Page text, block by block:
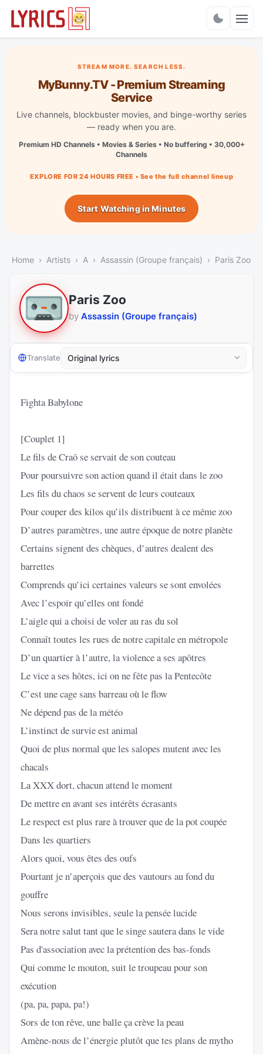
STREAM MORE. SEARCH LESS.
MyBunny.TV - Premium Streaming
Service
Live channels, blockbuster movies, and binge-worthy series
— ready when you are.
Premium HD Channels • Movies & Series • No buffering • 30,000+
Channels
EXPLORE FOR 24 HOURS FREE • See the full channel lineup
Start Watching in Minutes
Home Artists A Assassin (Groupe français) Paris Zoo
Paris Zoo
by Assassin (Groupe français)
Translate
Fighta Babylone
[Couplet 1]
Le fils de Craô se servait de son couteau
Pour poursuivre son action quand il était dans le zoo
Les fils du chaos se servent de leurs couteaux
Pour couper des kilos qu’ils distribuent à ce même zoo
D’autres paramètres, une autre époque de notre planète
Certains signent des chèques, d’autres dealent des
barrettes
Comprends qu’ici certaines valeurs se sont envolées
Avec l’espoir qu’elles ont fondé
L’aigle qui a choisi de voler au ras du sol
Connaît toutes les rues de notre capitale en métropole
D’un quartier à l’autre, la violence a ses apôtres
Le vice a ses hôtes, ici on ne fête pas la Pentecôte
C’est une cage sans barreau où le flow
Ne dépend pas de la météo
L’instinct de survie est animal
Quoi de plus normal que les salopes mutent avec les
chacals
La XXX dort, chacun attend le moment
De mettre en avant ses intérêts écrasants
Le respect est plus rare à trouver que de la pot coupée
Dans les quartiers
Alors quoi, vous êtes des oufs
Pourtant je n’aperçois que des vautours au fond du
gouffre
Nous serons invisibles, seule la pensée lucide
Sera notre salut tant que le singe sautera dans le vide
Pas d'association avec la prétention des bas-fonds
Qui comme le mouton, suit le troupeau pour son
exécution
(pa, pa, papa, pa!)
Sors de ton rêve, une balle ça crève la peau
Amène-nous de l’énergie plutôt que tes plans de mytho